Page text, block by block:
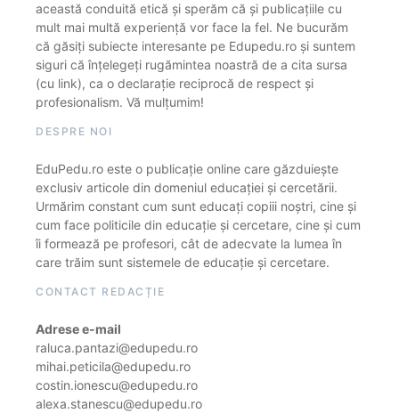
această conduită etică și sperăm că și publicațiile cu
mult mai multă experiență vor face la fel. Ne bucurăm
că găsiți subiecte interesante pe Edupedu.ro și suntem
siguri că înțelegeți rugămintea noastră de a cita sursa
(cu link), ca o declarație reciprocă de respect și
profesionalism. Vă mulțumim!
DESPRE NOI
EduPedu.ro este o publicație online care găzduiește
exclusiv articole din domeniul educației și cercetării.
Urmărim constant cum sunt educați copiii noștri, cine și
cum face politicile din educație și cercetare, cine și cum
îi formează pe profesori, cât de adecvate la lumea în
care trăim sunt sistemele de educație și cercetare.
CONTACT REDACȚIE
Adrese e-mail
raluca.pantazi@edupedu.ro
mihai.peticila@edupedu.ro
costin.ionescu@edupedu.ro
alexa.stanescu@edupedu.ro